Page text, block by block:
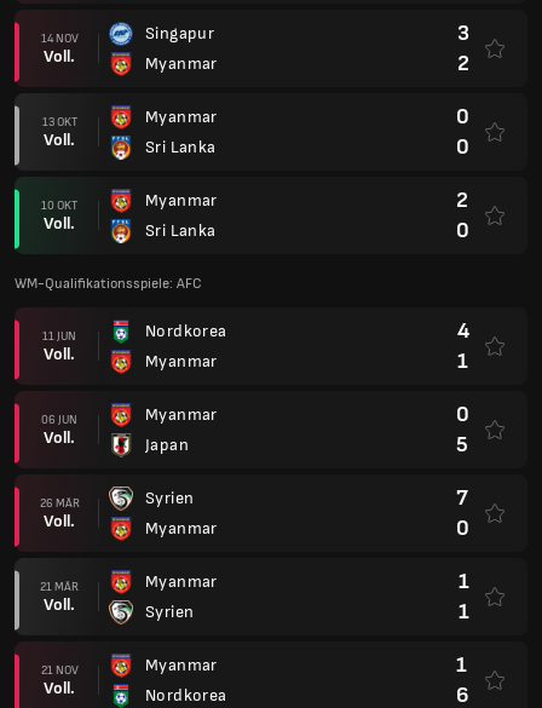
14 NOV
Voll.
Singapur
Myanmar
3
2
13 OKT
Voll.
Myanmar
Sri Lanka
0
0
10 OKT
Voll.
Myanmar
Sri Lanka
2
0
WM-Qualifikationsspiele: AFC
11 JUN
Voll.
Nordkorea
Myanmar
4
1
06 JUN
Voll.
Myanmar
Japan
0
5
26 MÄR
Voll.
Syrien
Myanmar
7
0
21 MÄR
Voll.
Myanmar
Syrien
1
1
21 NOV
Voll.
Myanmar
Nordkorea
1
6